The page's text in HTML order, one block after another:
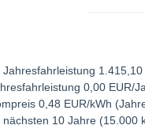
1.415,10
0,00 EUR/
0,48 EUR/kWh
10 Jahre (15.000